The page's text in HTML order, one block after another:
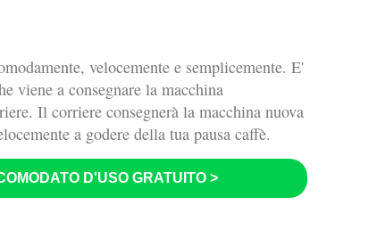
velocemente e semplicemente. E'
viene a consegnare la macchina
Il corriere consegnerà la macchina nuova
a godere della tua pausa caffè.
D'USO GRATUITO >